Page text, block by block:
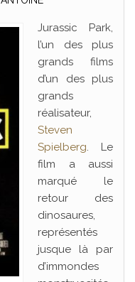
Jurassic Park,
l’un des plus
grands films
d’un des plus
grands
réalisateur,
Steven
Spielberg. Le
film a aussi
marqué le
retour des
dinosaures,
représentés
jusque là par
d’immondes